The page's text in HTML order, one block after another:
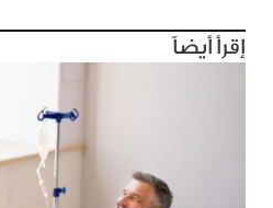
إقرأ أيضاً